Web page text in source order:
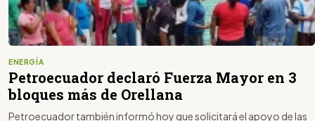
ENERGÍA
Petroecuador declaró Fuerza Mayor en 3
bloques más de Orellana
Petroecuador también informó hoy que solicitará el apoyo de las